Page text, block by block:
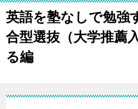
英語を塾なしで勉強
合型選抜（大学推薦
る編